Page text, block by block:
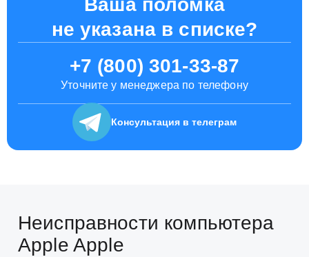
Ваша поломка
не указана в списке?
+7 (800) 301-33-87
Уточните у менеджера по телефону
Консультация в телеграм
Неисправности компьютера
Apple Apple